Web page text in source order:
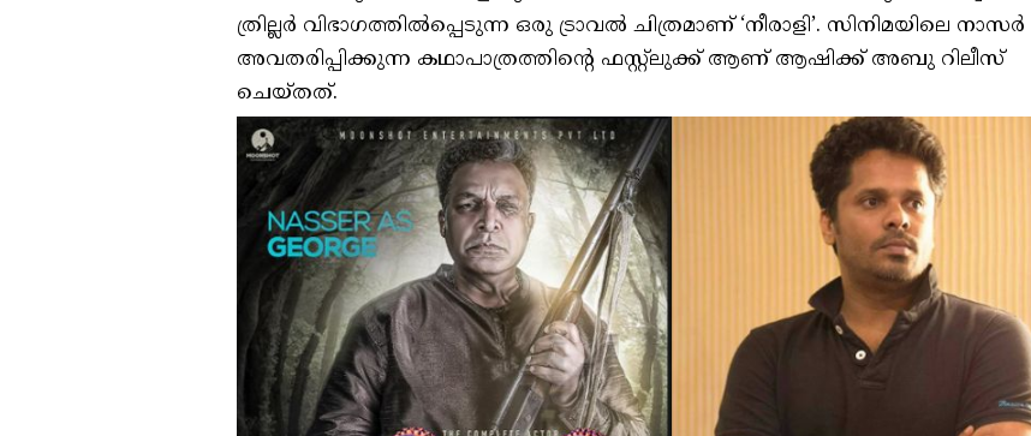
ത്രില്ലർ വിഭാഗത്തിൽപ്പെടുന്ന ഒരു ട്രാവൽ ചിത്രമാണ് ‘നീരാളി’. സിനിമയിലെ നാസർ
അവതരിപ്പിക്കുന്ന കഥാപാത്രത്തിന്റെ ഫസ്റ്റ്ലുക്ക് ആണ് ആഷിക്ക് അബു റിലീസ്
ചെയ്തത്.